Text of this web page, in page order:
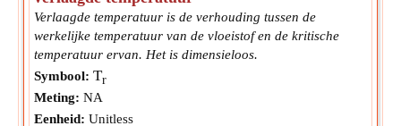
Verlaagde temperatuur is de verhouding tussen de
werkelijke temperatuur van de vloeistof en de kritische
temperatuur ervan. Het is dimensieloos.
Symbool: Tr
Meting: NA
Eenheid: Unitless